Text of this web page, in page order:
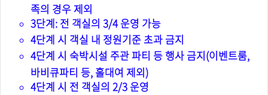
족의 경우 제외
3단계: 전 객실의 3/4 운영 가능
4단계 시 객실 내 정원기준 초과 금지
4단계 시 숙박시설 주관 파티 등 행사 금지(이벤트룸,
바비큐파티 등, 홀대여 제외)
4단계 시 전 객실의 2/3 운영